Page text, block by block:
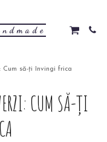
Cum să-ți învingi frica
CUM SĂ-ȚI